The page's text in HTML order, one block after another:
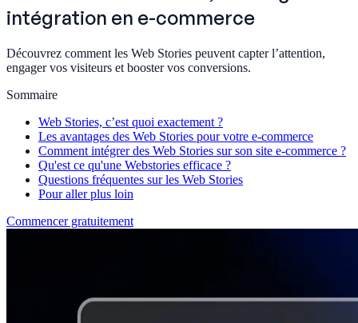
intégration en e-commerce
Découvrez comment les Web Stories peuvent capter l’attention,
engager vos visiteurs et booster vos conversions.
Sommaire
Web Stories, c’est quoi exactement ?
Les avantages des Web Stories pour votre e-commerce
Comment intégrer des Web Stories sur son site e-commerce ?
Qu'est ce qu'une Webstories efficace ?
Questions fréquentes sur les Web Stories
Pour aller plus loin
Commencer gratuitement